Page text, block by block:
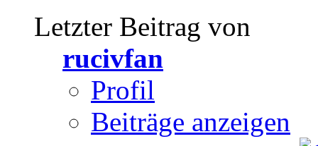
Letzter Beitrag von
rucivfan
Profil
Beiträge anzeigen